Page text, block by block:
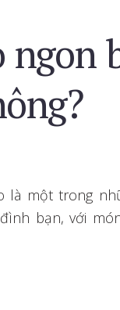
là một trong
bạn, với